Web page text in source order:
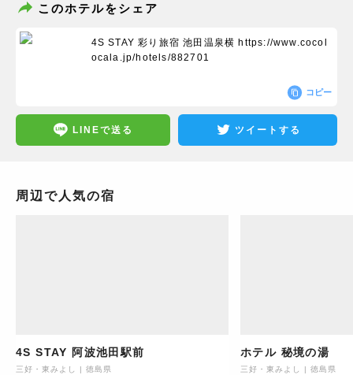
このホテルをシェア
4S STAY 彩り旅宿 池田温泉横 https://www.cocol
ocala.jp/hotels/882701
コピー
LINEで送る ツイートする
周辺で人気の宿
4S STAY 阿波池田駅前
三好・東みよし | 徳島県
ホテル 秘境の湯
三好・東みよし | 徳島県